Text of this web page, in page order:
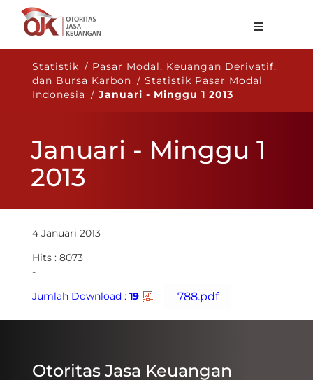
Tentang OJK
Fungsi Utama
Regulasi
Statistik
Karir
Statistik / Pasar Modal, Keuangan Derivatif,
dan Bursa Karbon / Statistik Pasar Modal
Indonesia /Januari - Minggu 1 2013
Januari - Minggu 1
2013
4 Januari 2013
Hits : 8073
-
Jumlah Download :19
Otoritas Jasa Keuangan